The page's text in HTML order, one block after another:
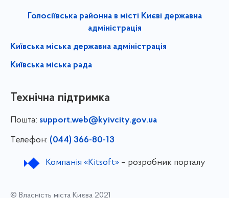
Голосіївська районна в місті Києві державна
адміністрація
Київська міська державна адміністрація
Київська міська рада
Технічна підтримка
Пошта: support.web@kyivcity.gov.ua
Телефон: (044) 366-80-13
Компанія «Kitsoft»– розробник порталу
© Власність міста Києва 2021